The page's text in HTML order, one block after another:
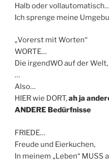
Halb oder
Ich sprenge meine
„Vorerst mit Worten“
WORTE…
Die irgendWO auf der Welt,
…
Also…
HIER wie DORT,ah ja
ANDERE Bedürfnisse
FRIEDE…
Freude und Eierkuchen,
In meinem „Leben“ MUSS